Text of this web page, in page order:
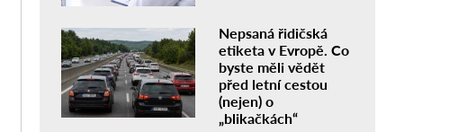
Nepsaná řidičská
etiketa v Evropě. Co
byste měli vědět
před letní cestou
(nejen) o
„blikačkách“